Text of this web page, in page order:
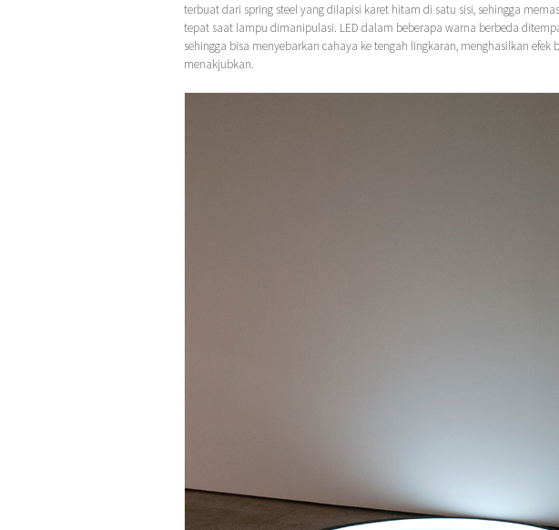
terbuat dari spring steel yang dilapisi karet hitam di satu sisi, sehingga
tepat saat lampu dimanipulasi. LED dalam beberapa warna berbeda
sehingga bisa menyebarkan cahaya ke tengah lingkaran, menghasilkan efek
menakjubkan.